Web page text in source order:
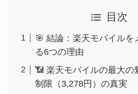
目次
🎯 結論：楽天モバイルを
る6つの理由
📶 楽天モバイルの最大の
制限（3,278円）の真実